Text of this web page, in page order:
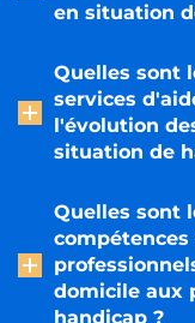
en situation
Quelles sont
services
l'évolution
situation de
Quelles sont
domicile aux
handicap ?